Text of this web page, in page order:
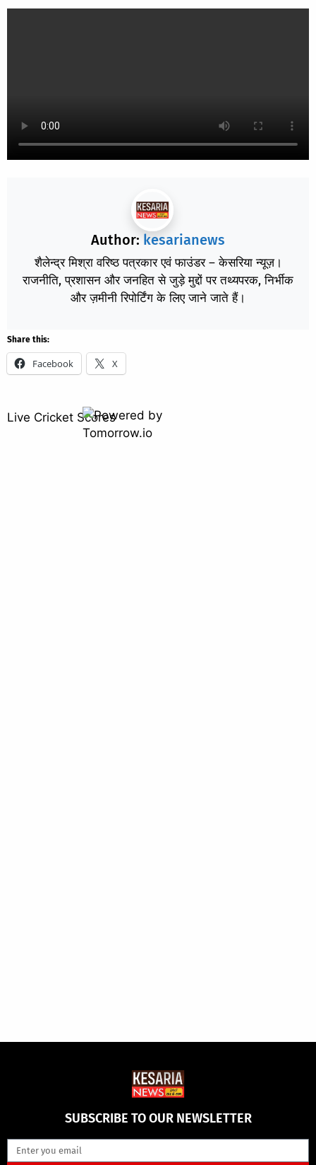
Author: kesarianews
शैलेन्द्र मिश्रा वरिष्ठ पत्रकार एवं फाउंडर – केसरिया न्यूज़।
राजनीति, प्रशासन और जनहित से जुड़े मुद्दों पर तथ्यपरक, निर्भीक
और ज़मीनी रिपोर्टिंग के लिए जाने जाते हैं।
Share this:
Facebook X
Live Cricket Scores
SUBSCRIBE TO OUR NEWSLETTER